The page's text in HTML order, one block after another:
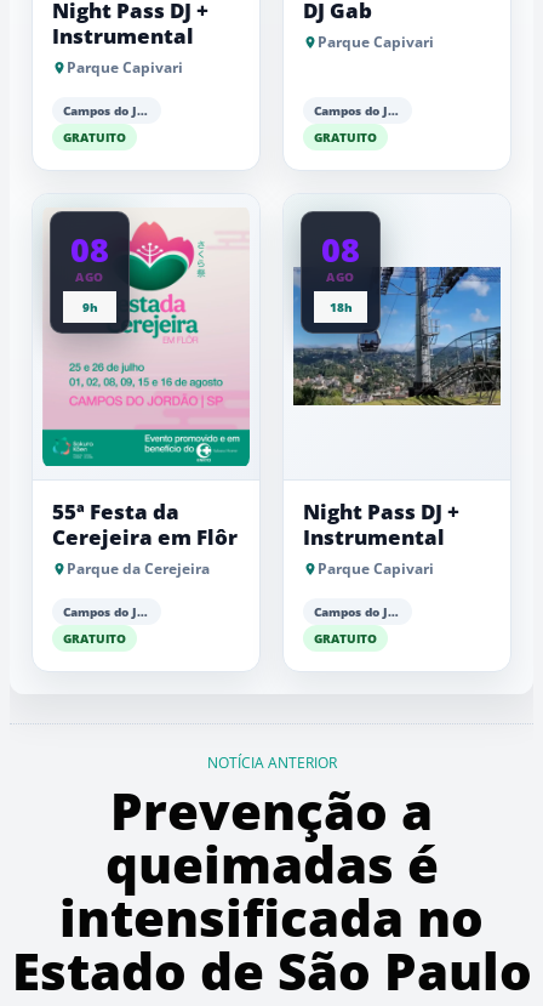
Night Pass DJ +
Instrumental
Parque Capivari
Campos do Jordão
GRATUITO
DJ Gab
Parque Capivari
Campos do Jordão
GRATUITO
08
AGO
9h
55ª Festa da
Cerejeira em Flôr
Parque da Cerejeira
Campos do Jordão
GRATUITO
08
AGO
18h
Night Pass DJ +
Instrumental
Parque Capivari
Campos do Jordão
GRATUITO
NOTÍCIA ANTERIOR
Prevenção a
queimadas é
intensificada no
Estado de São Paulo